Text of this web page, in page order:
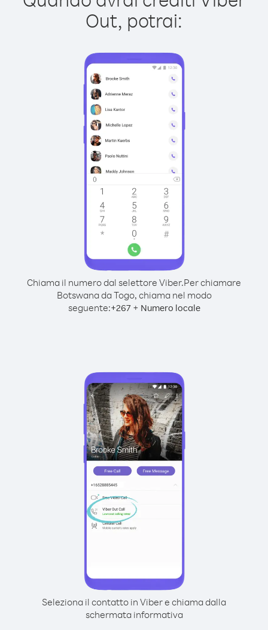
Out, potrai:
Chiama il numero dal selettore Viber.Per chiamare
Botswana da Togo, chiama nel modo
seguente:+267+ Numero locale
Seleziona il contatto in Viber e chiama dalla
schermata informativa